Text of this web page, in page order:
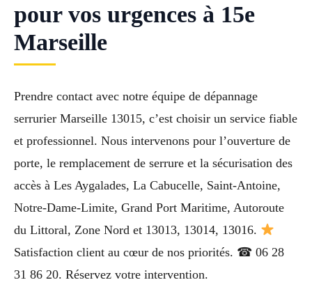
pour vos urgences à 15e
Marseille
Prendre contact avec notre équipe de dépannage
serrurier Marseille 13015, c’est choisir un service fiable
et professionnel. Nous intervenons pour l’ouverture de
porte, le remplacement de serrure et la sécurisation des
accès à Les Aygalades, La Cabucelle, Saint-Antoine,
Notre-Dame-Limite, Grand Port Maritime, Autoroute
du Littoral, Zone Nord et 13013, 13014, 13016.
Satisfaction client au cœur de nos priorités. ☎ 06 28
31 86 20. Réservez votre intervention.